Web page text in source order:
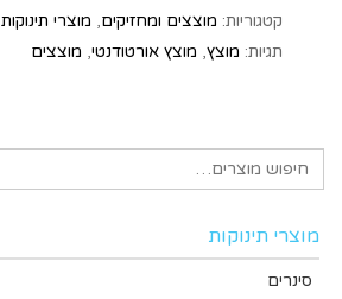
קטגוריות: מוצצים ומחזיקים, מוצרי תינוקות
תגיות: מוצץ, מוצץ אורטודנטי, מוצצים
מוצרי תינוקות
סינרים